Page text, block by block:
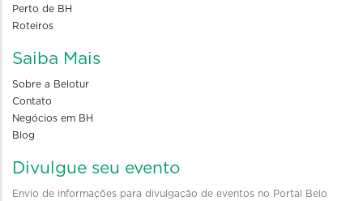
Perto de BH
Roteiros
Saiba Mais
Sobre a Belotur
Contato
Negócios em BH
Blog
Divulgue seu evento
Envio de informações para divulgação de eventos no Portal Belo